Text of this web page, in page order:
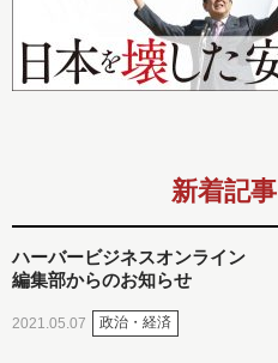
新着記事
ハーバービジネスオンライン
編集部からのお知らせ
2021.05.07 政治・経済